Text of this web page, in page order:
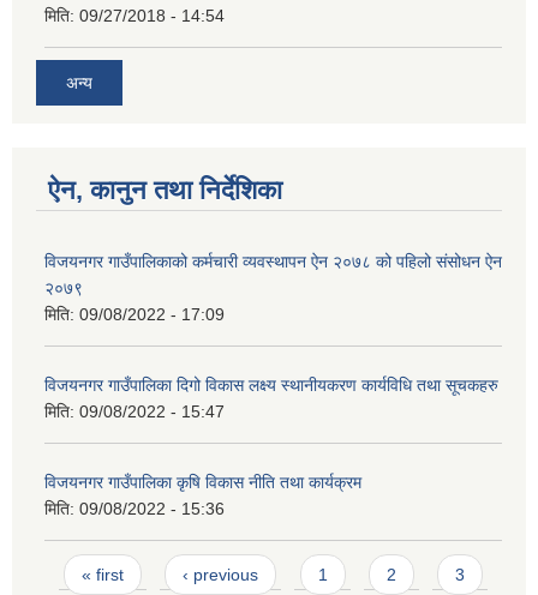
मिति: 09/27/2018 - 14:54
अन्य
ऐन, कानुन तथा निर्देशिका
विजयनगर गाउँपालिकाको कर्मचारी व्यवस्थापन ऐन २०७८ को पहिलो संसोधन ऐन
२०७९
मिति: 09/08/2022 - 17:09
विजयनगर गाउँपालिका दिगो विकास लक्ष्य स्थानीयकरण कार्यविधि तथा सूचकहरु
मिति: 09/08/2022 - 15:47
विजयनगर गाउँपालिका कृषि विकास नीति तथा कार्यक्रम
मिति: 09/08/2022 - 15:36
Pages
« first ‹ previous 1 2 3